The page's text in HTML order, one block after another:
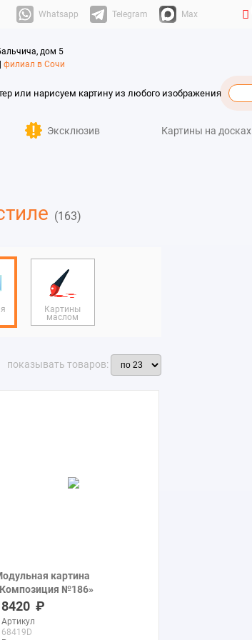
Whatsapp Telegram Max
дом 5
филиал в Сочи
или нарисуем картину из любого изображения
Эксклюзив Картины на досках
(163)
Картины
маслом
показывать товаров:
картина
№186»
печать на холсте
8420
Артикул
68419D